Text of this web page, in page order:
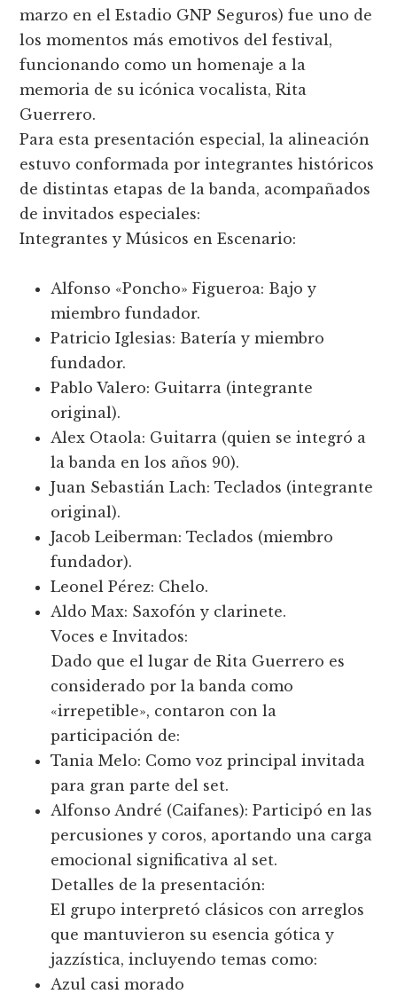
marzo en el Estadio GNP Seguros) fue uno de
los momentos más emotivos del festival,
funcionando como un homenaje a la
memoria de su icónica vocalista, Rita
Guerrero.
Para esta presentación especial, la alineación
estuvo conformada por integrantes históricos
de distintas etapas de la banda, acompañados
de invitados especiales:
Integrantes y Músicos en Escenario:
Alfonso «Poncho» Figueroa: Bajo y
miembro fundador.
Patricio Iglesias: Batería y miembro
fundador.
Pablo Valero: Guitarra (integrante
original).
Alex Otaola: Guitarra (quien se integró a
la banda en los años 90).
Juan Sebastián Lach: Teclados (integrante
original).
Jacob Leiberman: Teclados (miembro
fundador).
Leonel Pérez: Chelo.
Aldo Max: Saxofón y clarinete.
Voces e Invitados:
Dado que el lugar de Rita Guerrero es
considerado por la banda como
«irrepetible», contaron con la
participación de:
Tania Melo: Como voz principal invitada
para gran parte del set.
Alfonso André (Caifanes): Participó en las
percusiones y coros, aportando una carga
emocional significativa al set.
Detalles de la presentación:
El grupo interpretó clásicos con arreglos
que mantuvieron su esencia gótica y
jazzística, incluyendo temas como:
Azul casi morado